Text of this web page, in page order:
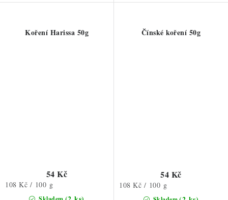
Koření Harissa 50g
54 Kč
Měrná
108 Kč / 100 g
Čínské koření 50g
54 Kč
Měrná
108 Kč / 100 g